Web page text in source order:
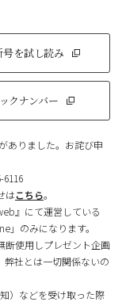
号を試し読み
クナンバー
ありました。お詫び申
6116
はこちら。
』にて運営している
」のみになります。
使用しプレゼント企画
弊社とは一切関係ないの
）などを受け取った際